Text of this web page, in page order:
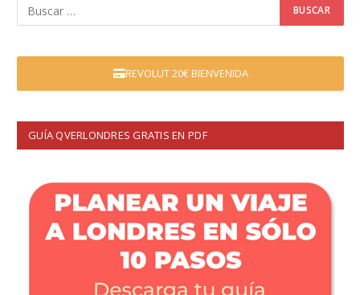
REVOLUT 20€ BIENVENIDA
GUÍA QVERLONDRES GRATIS EN PDF